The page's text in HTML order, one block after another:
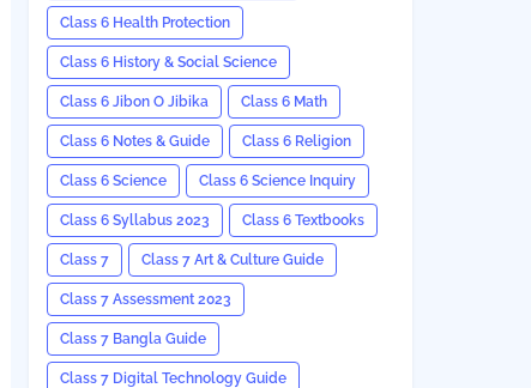
Class 6 Health Protection
Class 6 History & Social Science
Class 6 Jibon O Jibika Class 6 Math
Class 6 Notes & Guide Class 6 Religion
Class 6 Science Class 6 Science Inquiry
Class 6 Syllabus 2023 Class 6 Textbooks
Class 7 Class 7 Art & Culture Guide
Class 7 Assessment 2023
Class 7 Bangla Guide
Class 7 Digital Technology Guide